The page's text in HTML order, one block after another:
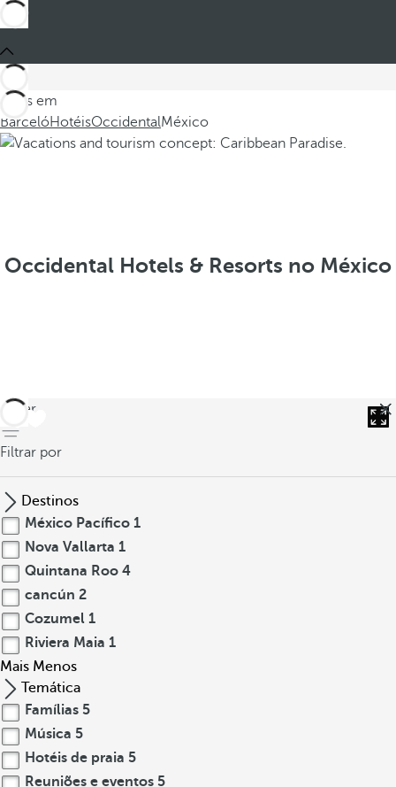
Estes em
BarcelóHotéisOccidentalMéxico
Occidental Hotels & Resorts no México
voltar
Filtrar por
Destinos
México Pacífico 1
Nova Vallarta 1
Quintana Roo 4
cancún 2
Cozumel 1
Riviera Maia 1
Mais Menos
Temática
Famílias 5
Música 5
Hotéis de praia 5
Reuniões e eventos 5